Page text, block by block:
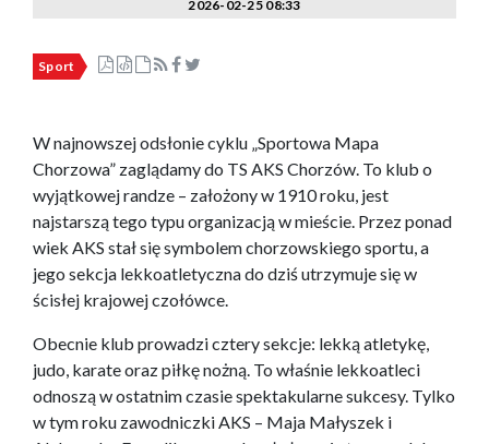
2026-02-25 08:33
Sport
W najnowszej odsłonie cyklu „Sportowa Mapa
Chorzowa” zaglądamy do TS AKS Chorzów. To klub o
wyjątkowej randze – założony w 1910 roku, jest
najstarszą tego typu organizacją w mieście. Przez ponad
wiek AKS stał się symbolem chorzowskiego sportu, a
jego sekcja lekkoatletyczna do dziś utrzymuje się w
ścisłej krajowej czołówce.
Obecnie klub prowadzi cztery sekcje: lekką atletykę,
judo, karate oraz piłkę nożną. To właśnie lekkoatleci
odnoszą w ostatnim czasie spektakularne sukcesy. Tylko
w tym roku zawodniczki AKS – Maja Małyszek i